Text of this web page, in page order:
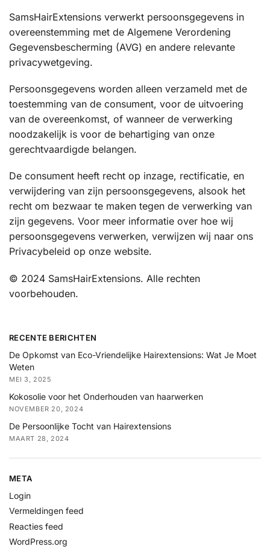
SamsHairExtensions verwerkt persoonsgegevens in
overeenstemming met de Algemene Verordening
Gegevensbescherming (AVG) en andere relevante
privacywetgeving.
Persoonsgegevens worden alleen verzameld met de
toestemming van de consument, voor de uitvoering
van de overeenkomst, of wanneer de verwerking
noodzakelijk is voor de behartiging van onze
gerechtvaardigde belangen.
De consument heeft recht op inzage, rectificatie, en
verwijdering van zijn persoonsgegevens, alsook het
recht om bezwaar te maken tegen de verwerking van
zijn gegevens. Voor meer informatie over hoe wij
persoonsgegevens verwerken, verwijzen wij naar ons
Privacybeleid op onze website.
© 2024 SamsHairExtensions. Alle rechten
voorbehouden.
RECENTE BERICHTEN
De Opkomst van Eco-Vriendelijke Hairextensions: Wat Je Moet
Weten
MEI 3, 2025
Kokosolie voor het Onderhouden van haarwerken
NOVEMBER 20, 2024
De Persoonlijke Tocht van Hairextensions
MAART 28, 2024
META
Login
Vermeldingen feed
Reacties feed
WordPress.org